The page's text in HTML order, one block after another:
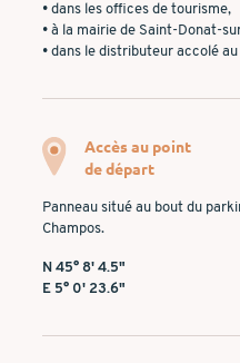
• dans les offices de tourisme,
• à la mairie de Saint-Donat-
• dans le distributeur accolé
Accès au point
de départ
Panneau situé au bout du
Champos.
N 45° 8' 4.5"
E 5° 0' 23.6"